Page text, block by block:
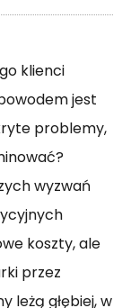
klienci
jest
problemy,
wyzwań
koszty, ale
przez
leżą głębiej, w